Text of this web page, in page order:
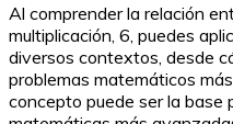
Al comprender la relación
multiplicación, 6, puedes
diversos contextos, desde
problemas matemáticos
concepto puede ser la base